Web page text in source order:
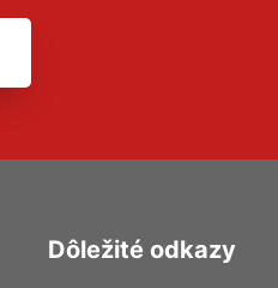
Dôležité odkazy